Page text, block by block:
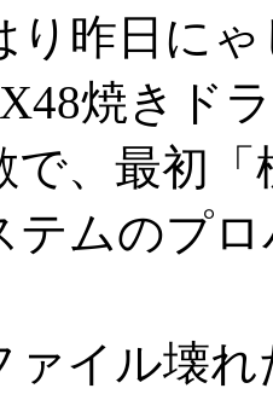
り昨日に
焼きド
で、最初
テムのプ
ァイル壊